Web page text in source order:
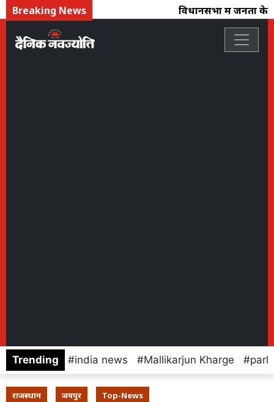
Breaking News विधानसभा में जनता के
Trending india news Mallikarjun Kharge
राजस्थान जयपुर Top-News